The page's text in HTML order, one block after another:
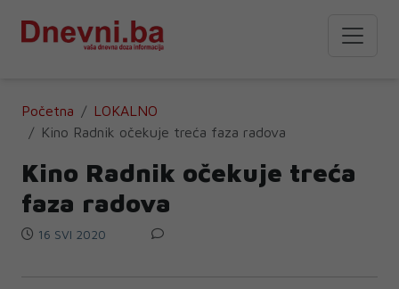
Početna
LOKALNO
Kino Radnik očekuje treća faza radova
Kino Radnik očekuje treća
faza radova
16 SVI 2020